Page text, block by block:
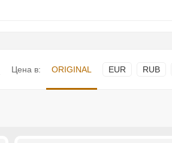
Цена в: ORIGINAL EUR RUB